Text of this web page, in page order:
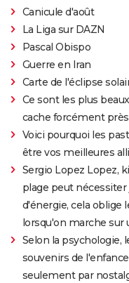
Canicule d'août
La Liga sur DAZN
Pascal Obispo
Guerre en Iran
Carte de l'éclipse
Ce sont les plus
cache forcément
Voici pourquoi les
être vos meilleures
Sergio Lopez Lopez,
plage peut
d'énergie, cela oblige
lorsqu'on marche sur
Selon la psychologie,
souvenirs de
seulement par